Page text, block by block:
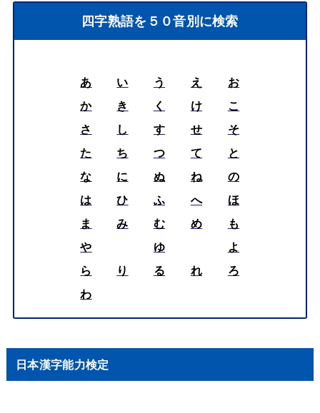
四字熟語を５０音別に検索
あ い う え
お
か
き く け
こ
さ
し す せ
そ
た
ち つ て
と
な
に ぬ ね
の
は
ひ ふ へ
ほ
ま
み む め
も
や
ゆ
よ
ら
り る れ
ろ
わ
日本漢字能力検定